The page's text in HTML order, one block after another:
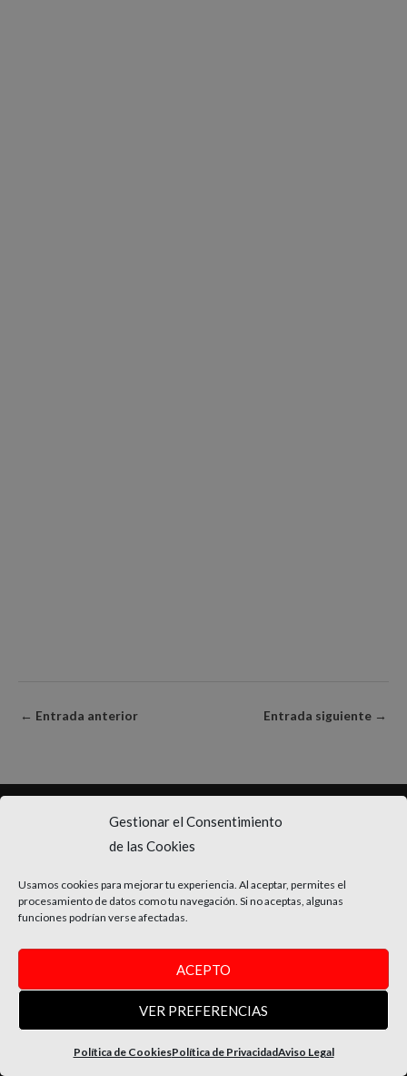
Gestionar el Consentimiento
de las Cookies
Usamos cookies para mejorar tu experiencia. Al aceptar, permites el
procesamiento de datos como tu navegación. Si no aceptas, algunas
funciones podrían verse afectadas.
ACEPTO
VER PREFERENCIAS
Política de CookiesPolítica de PrivacidadAviso Legal
← Entrada anterior Entrada siguiente →
INFORMACIÓN
SUSCRÍBETE
Consigue un 10% de descuento en tu primera compra
Y conoce antes que nadie novedades y promociones exclusivas
SUSCRÍBETE